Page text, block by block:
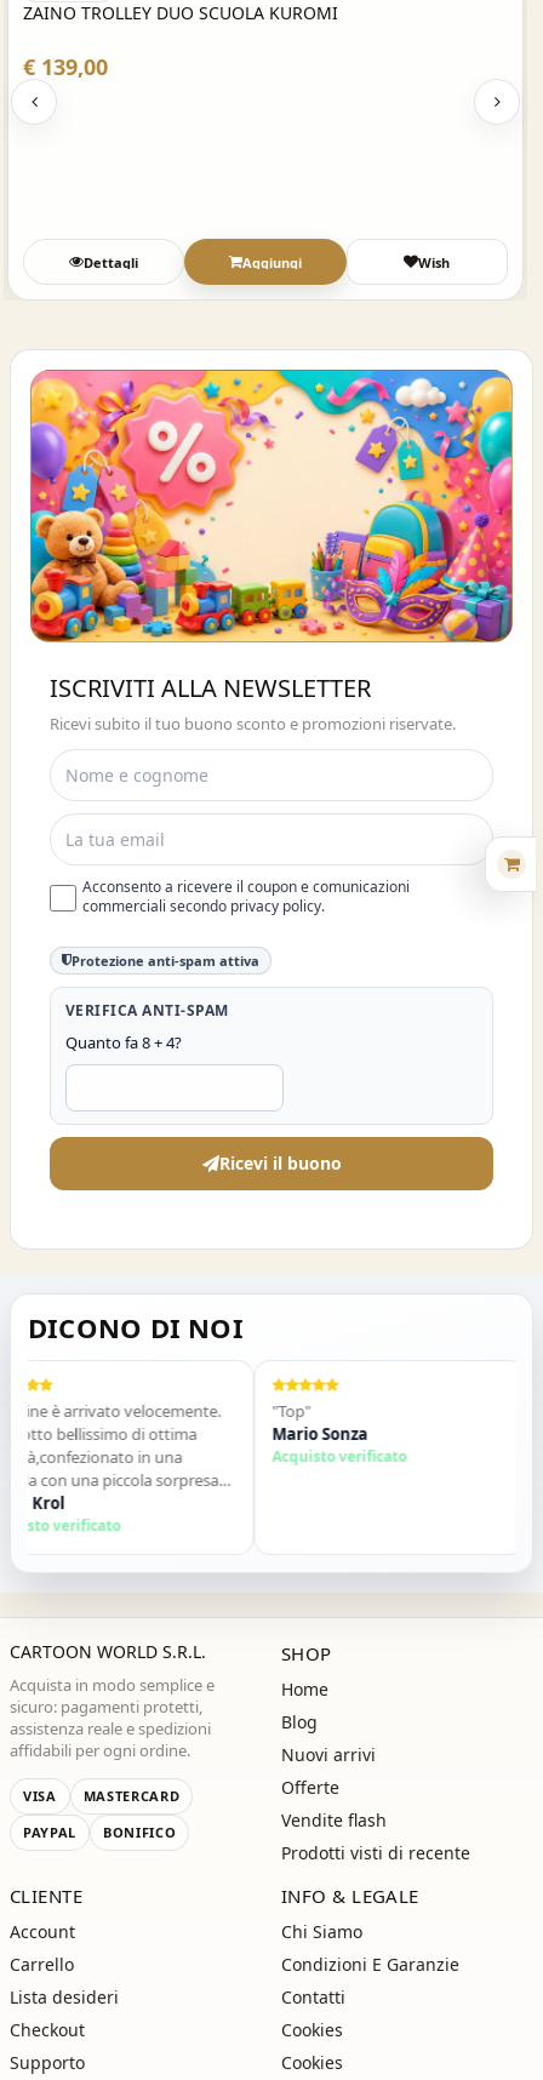
ZAINO TROLLEY DUO SCUOLA KUROMI
€ 139,00
Dettagli Aggiungi Wish
ISCRIVITI E OTTIENI SUBITO UNO
SCONTO DEL 10%
ISCRIVITI ALLA NEWSLETTER
Ricevi subito il tuo buono sconto e promozioni riservate.
Acconsento a ricevere il coupon e comunicazioni
commerciali secondo privacy policy.
Protezione anti-spam attiva
VERIFICA ANTI-SPAM
Quanto fa 8 + 4?
Ricevi il buono
DICONO DI NOI
è arrivato velocemente.
bellissimo di ottima
in una
con una piccola sorpresa
Tutto perfetto. Lo
vivamente. Grazie ,alla
Krol
verificato
"Top"
Mario Sonza
Acquisto verificato
CARTOON WORLD S.R.L.
Acquista in modo semplice e
sicuro: pagamenti protetti,
assistenza reale e spedizioni
affidabili per ogni ordine.
VISA
MASTERCARD
PAYPAL
BONIFICO
SHOP
Home
Blog
Nuovi arrivi
Offerte
Vendite flash
Prodotti visti di recente
CLIENTE
Account
Carrello
Lista desideri
Checkout
Supporto
INFO & LEGALE
Chi Siamo
Condizioni E Garanzie
Contatti
Cookies
Cookies